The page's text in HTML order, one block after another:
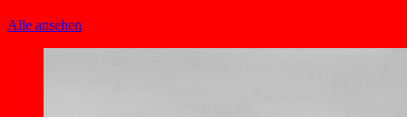
Alle ansehen